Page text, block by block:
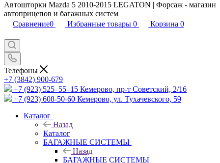
Автошторки Mazda 5 2010-2015 LEGATON | Форсаж - магазин
автоприцепов и багажных систем
Сравнение0 Избранные товары 0 Корзина 0
Телефоны
+7 (3842) 900-679
+7 (923) 525–55–15 Кемерово, пр-т Советский, 2/16
+7 (923) 608-50-60 Кемерово, ул. Тухачевского, 59
Каталог
Назад
Каталог
БАГАЖНЫЕ СИСТЕМЫ
Назад
БАГАЖНЫЕ СИСТЕМЫ